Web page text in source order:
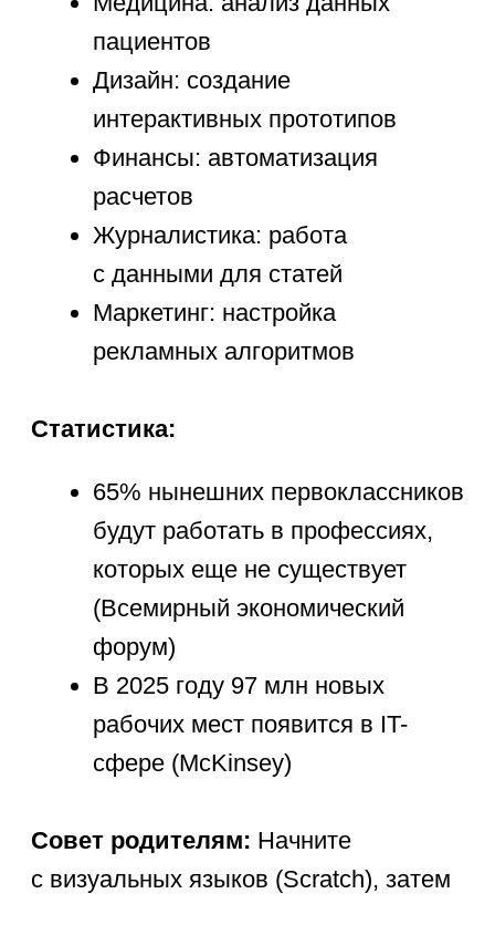
возраста. Попробуйте первый
бесплатный урок, чтобы увидеть, как
загораются глаза ребенка, когда
программирования
Для самых маленьких (5-7 лет)
Scratch Jr — простой интерфейс,
создание мультиков и игр
перетаскиванием блоков
Kodu Game Lab — разработка
3D-игр без написания кода
Младшая школа (8-10 лет)
Scratch — популярная платформа
с множеством обучающих проектов
Blockly — переход от блоков
Python — простой синтаксис, много
JavaScript — создание первых веб-